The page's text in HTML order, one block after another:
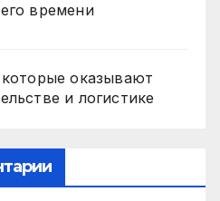
времени
оказывают
и логистике